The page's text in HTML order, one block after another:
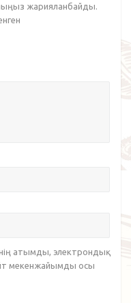
жарияланбайды.
атымды, электрондық
мекенжайымды осы